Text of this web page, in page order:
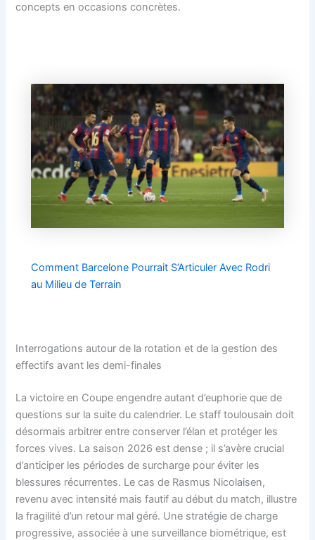
concepts en occasions concrètes.
Comment Barcelone Pourrait S’Articuler Avec Rodri
au Milieu de Terrain
Interrogations autour de la rotation et de la gestion des
effectifs avant les demi-finales
La victoire en Coupe engendre autant d’euphorie que de
questions sur la suite du calendrier. Le staff toulousain doit
désormais arbitrer entre conserver l’élan et protéger les
forces vives. La saison 2026 est dense ; il s’avère crucial
d’anticiper les périodes de surcharge pour éviter les
blessures récurrentes. Le cas de Rasmus Nicolaisen,
revenu avec intensité mais fautif au début du match, illustre
la fragilité d’un retour mal géré. Une stratégie de charge
progressive, associée à une surveillance biométrique, est